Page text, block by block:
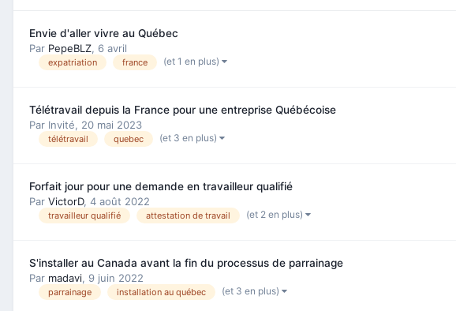
Envie d'aller vivre au Québec
Par PepeBLZ, 6 avril
expatriation france (et 1 en plus)
Télétravail depuis la France pour une entreprise Québécoise
Par Invité, 20 mai 2023
télétravail quebec (et 3 en plus)
Forfait jour pour une demande en travailleur qualifié
Par VictorD, 4 août 2022
travailleur qualifié attestation de travail (et 2 en plus)
S'installer au Canada avant la fin du processus de parrainage
Par madavi, 9 juin 2022
parrainage installation au québec (et 3 en plus)